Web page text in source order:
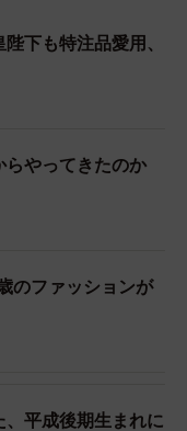
下も特注品愛用、
らやってきたのか
のファッションが
平成後期生まれに